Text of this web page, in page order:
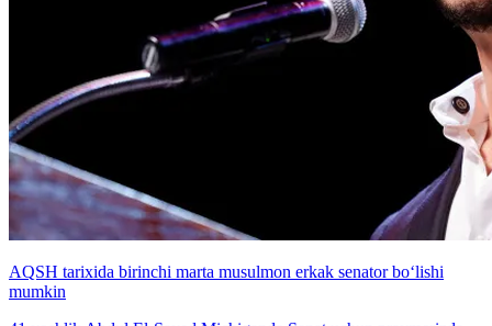
AQSH tarixida birinchi marta musulmon erkak senator bo‘lishi
mumkin